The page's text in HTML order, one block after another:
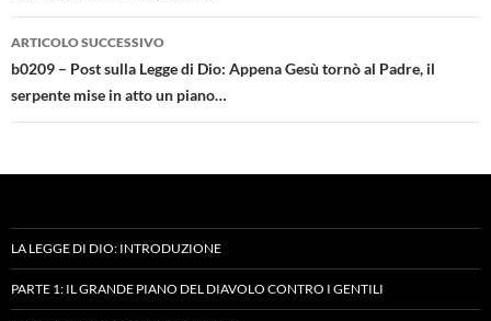
ARTICOLO SUCCESSIVO
b0209 – Post sulla Legge di Dio: Appena Gesù tornò al Padre, il
serpente mise in atto un piano…
LA LEGGE DI DIO: INTRODUZIONE
PARTE 1: IL GRANDE PIANO DEL DIAVOLO CONTRO I GENTILI